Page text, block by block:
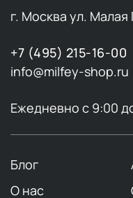
г. Москва ул. Малая
+7 (495) 215-16-00
info@milfey-shop.ru
Ежедневно с 9:00
Блог
О нас